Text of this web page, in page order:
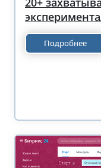
Подробнее